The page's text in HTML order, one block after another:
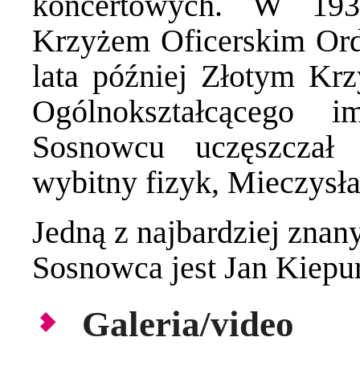
Krzyżem Oficerskim
lata później Złotym
Sosnowcu
wybitny fizyk,
Jedną z najbardziej
Sosnowca jest Jan
Galeria/video